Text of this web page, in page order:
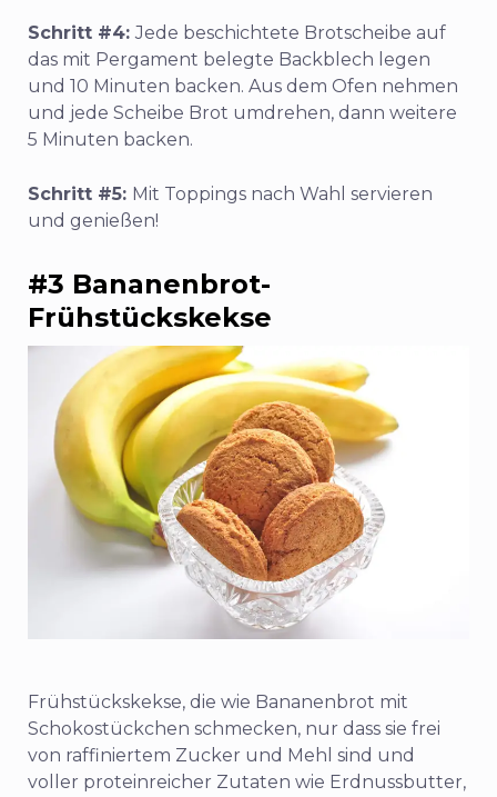
Schritt #4:Jede beschichtete Brotscheibe auf
das mit Pergament belegte Backblech legen
und 10 Minuten backen. Aus dem Ofen nehmen
und jede Scheibe Brot umdrehen, dann weitere
5 Minuten backen.
Schritt #5: Mit Toppings nach Wahl servieren
und genießen!
#3 Bananenbrot-
Frühstückskekse
Frühstückskekse, die wie Bananenbrot mit
Schokostückchen schmecken, nur dass sie frei
von raffiniertem Zucker und Mehl sind und
voller proteinreicher Zutaten wie Erdnussbutter,